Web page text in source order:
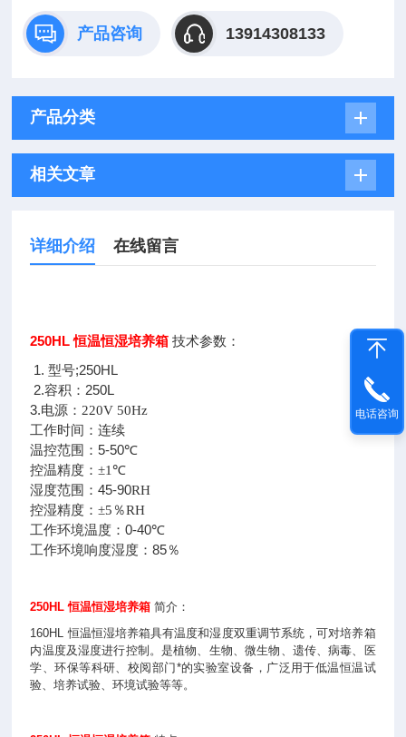
产品咨询 13914308133
产品分类
相关文章
详细介绍 在线留言
250HL 恒温恒湿培养箱 技术参数：
1. 型号;250HL
2.容积：250L
3.电源： 220V 50Hz
工作时间：连续
温控范围：5-50℃
控温精度：±1℃
湿度范围：45-90RH
控湿精度：±5 ％RH
工作环境温度：0-40℃
工作环境响度湿度：85％
250HL 恒温恒湿培养箱 简介：
160HL 恒温恒湿培养箱具有温度和湿度双重调节系统，可对培养箱
内温度及湿度进行控制。是植物、生物、微生物、遗传、病毒、医
学、环保等科研、校阅部门*的实验室设备，广泛用于低温恒温试
验、培养试验、环境试验等等。
电话咨询